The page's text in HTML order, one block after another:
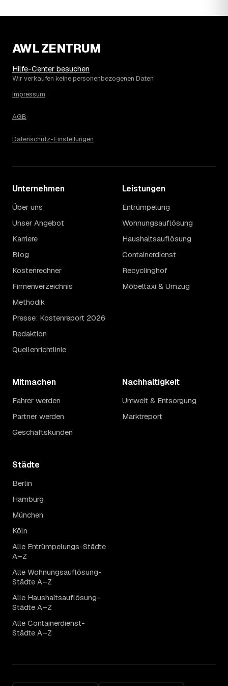
14 Warum schwankt der Preis zwischen 660 und
Die Spanne ergibt sich vor allem aus Menge und
Zugänglichkeit: Ein einzelner Keller oder Dachboden liegt
Etage ohne Aufzug oder viel Sperrmüll eher am oberen.
Auch anrechenbare Wertgegenstände oder ein hoher
Sondermüllanteil verschieben den Endpreis. Den genauen
kostenlosen Einschätzung.
AWL ZENTRUM
Hilfe-Center besuchen
Wir verkaufen keine personenbezogenen Daten
Impressum
AGB
Datenschutz-Einstellungen
Unternehmen
Über uns
Unser Angebot
Karriere
Blog
Kostenrechner
Firmenverzeichnis
Methodik
Presse: Kostenreport 2026
Redaktion
Quellenrichtlinie
Leistungen
Entrümpelung
Wohnungsauflösung
Haushaltsauflösung
Containerdienst
Recyclinghof
Möbeltaxi & Umzug
Mitmachen
Fahrer werden
Partner werden
Geschäftskunden
Nachhaltigkeit
Umwelt & Entsorgung
Marktreport
Städte
Berlin
Hamburg
München
Köln
Alle Entrümpelungs-Städte
A–Z
Alle Wohnungsauflösung-
Städte A–Z
Alle Haushaltsauflösung-
Städte A–Z
Alle Containerdienst-
Städte A–Z